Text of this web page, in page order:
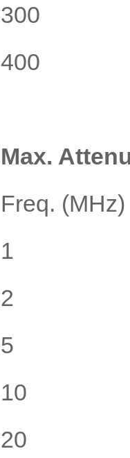
300
400
Max.
Freq.
1
2
5
10
20